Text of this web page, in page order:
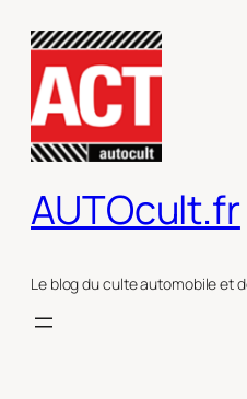
contenu
AUTOcult.fr
Le blog du culte automobile et